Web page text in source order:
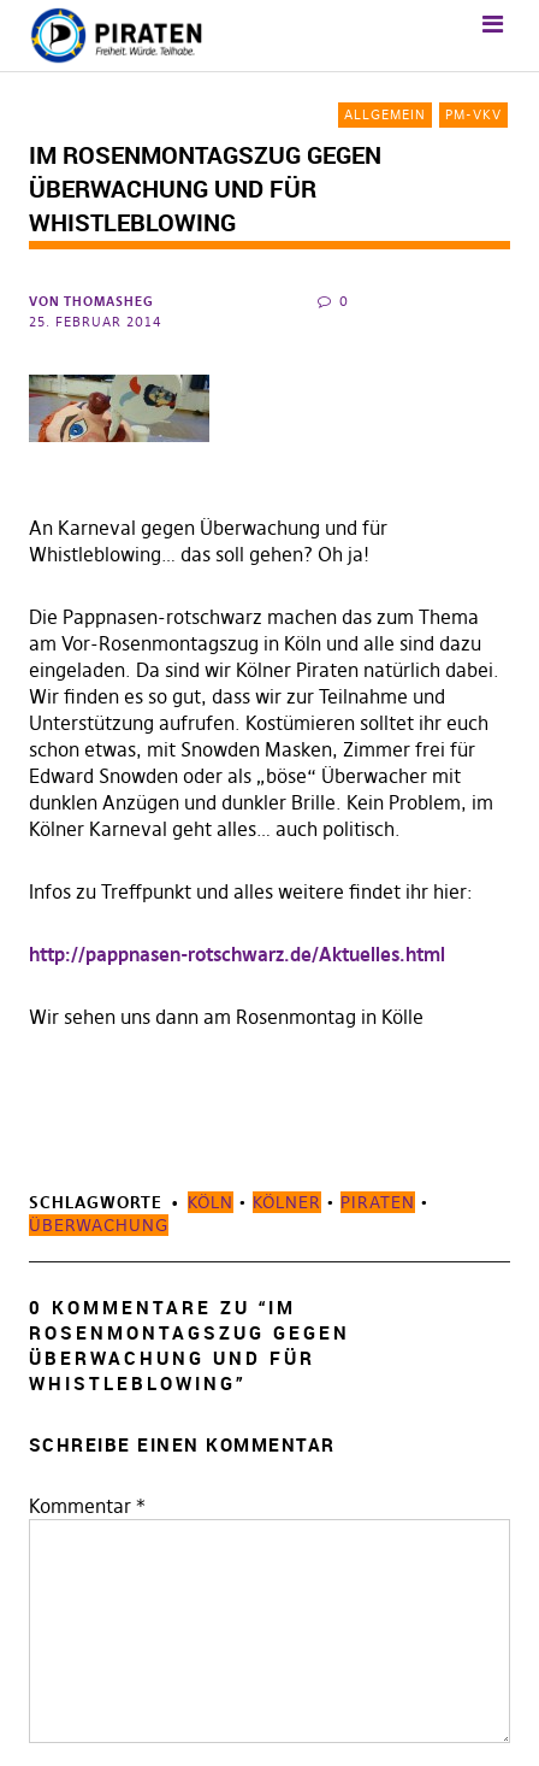
ALLGEMEIN PM-VKV
IM ROSENMONTAGSZUG GEGEN
ÜBERWACHUNG UND FÜR
WHISTLEBLOWING
VON THOMASHEG
25. FEBRUAR 2014
0
An Karneval gegen Überwachung und für
Whistleblowing… das soll gehen? Oh ja!
Die Pappnasen-rotschwarz machen das zum Thema
am Vor-Rosenmontagszug in Köln und alle sind dazu
eingeladen. Da sind wir Kölner Piraten natürlich dabei.
Wir finden es so gut, dass wir zur Teilnahme und
Unterstützung aufrufen. Kostümieren solltet ihr euch
schon etwas, mit Snowden Masken, Zimmer frei für
Edward Snowden oder als „böse“ Überwacher mit
dunklen Anzügen und dunkler Brille. Kein Problem, im
Kölner Karneval geht alles… auch politisch.
Infos zu Treffpunkt und alles weitere findet ihr hier:
http://pappnasen-rotschwarz.de/Aktuelles.html
Wir sehen uns dann am Rosenmontag in Kölle
SCHLAGWORTE KÖLN • KÖLNER • PIRATEN •
ÜBERWACHUNG
0 KOMMENTARE ZU “ IM
ROSENMONTAGSZUG GEGEN
ÜBERWACHUNG UND FÜR
WHISTLEBLOWING”
SCHREIBE EINEN KOMMENTAR
Kommentar *